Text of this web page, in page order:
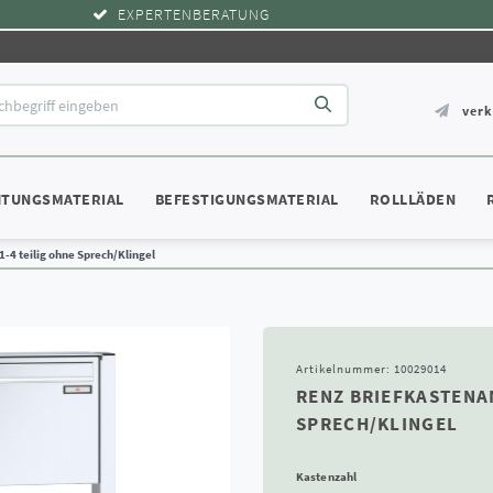
EXPERTENBERATUNG
BEFESTIGUNGSMATERIAL ROLLLÄDEN
4 teilig ohne Sprech/Klingel
Artikelnummer: 10029014
RENZ
SPRECH/KLINGEL
Kastenzahl